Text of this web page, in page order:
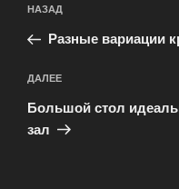
по
записям
Предыдущая
запись:
НАЗАД
Разные вариации
Следующая
запись
ДАЛЕЕ
Большой стол
зал